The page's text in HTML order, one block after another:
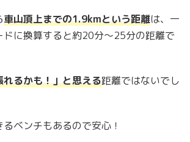
車山頂上までの1.9kmという距離は、一
ドに換算すると約20分〜25分の距離で
るかも！」と思える距離ではないでし
ベンチもあるので安心！